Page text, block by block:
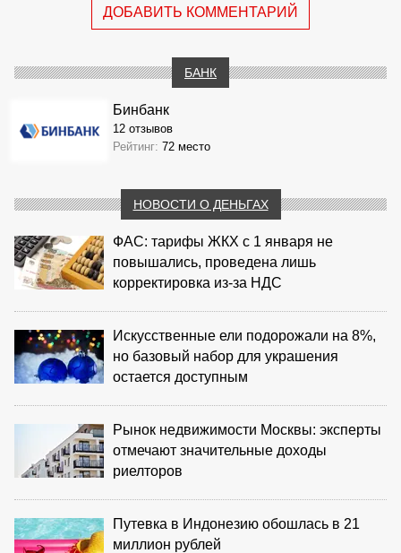
ДОБАВИТЬ КОММЕНТАРИЙ
БАНК
Бинбанк
12 отзывов
Рейтинг: 72 место
НОВОСТИ О ДЕНЬГАХ
ФАС: тарифы ЖКХ с 1 января не
повышались, проведена лишь
корректировка из‑за НДС
Искусственные ели подорожали на 8%,
но базовый набор для украшения
остается доступным
Рынок недвижимости Москвы: эксперты
отмечают значительные доходы
риелторов
Путевка в Индонезию обошлась в 21
миллион рублей